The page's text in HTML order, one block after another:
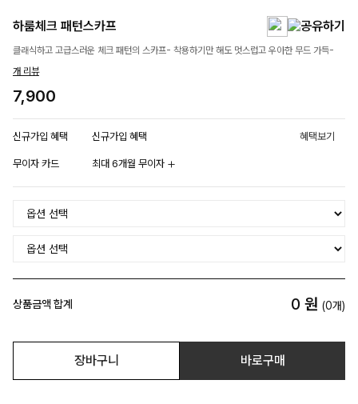
하룸체크 패턴스카프
클래식하고 고급스러운 체크 패턴의 스카프- 착용하기만 해도 멋스럽고 우아한 무드 가득-
개 리뷰
7,900
신규가입 혜택 신규가입 혜택 혜택보기
무이자 카드 최대 6개월 무이자
상품금액 합계 0 원 (0개)
장바구니 바로구매